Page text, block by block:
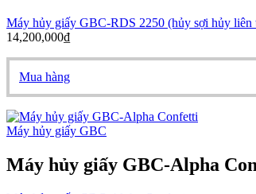
Máy hủy giấy GBC-RDS 2250 (hủy sợi hủy liên
14,200,000₫
Mua hàng
Máy hủy giấy GBC
Máy hủy giấy GBC-Alpha